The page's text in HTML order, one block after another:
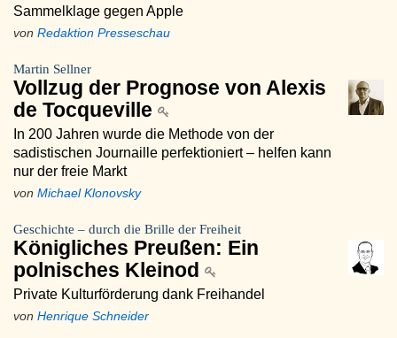
Sammelklage gegen Apple
von Redaktion Presseschau
Martin Sellner
Vollzug der Prognose von Alexis
de Tocqueville
In 200 Jahren wurde die Methode von der
sadistischen Journaille perfektioniert – helfen kann
nur der freie Markt
von Michael Klonovsky
Geschichte – durch die Brille der Freiheit
Königliches Preußen: Ein
polnisches Kleinod
Private Kulturförderung dank Freihandel
von Henrique Schneider